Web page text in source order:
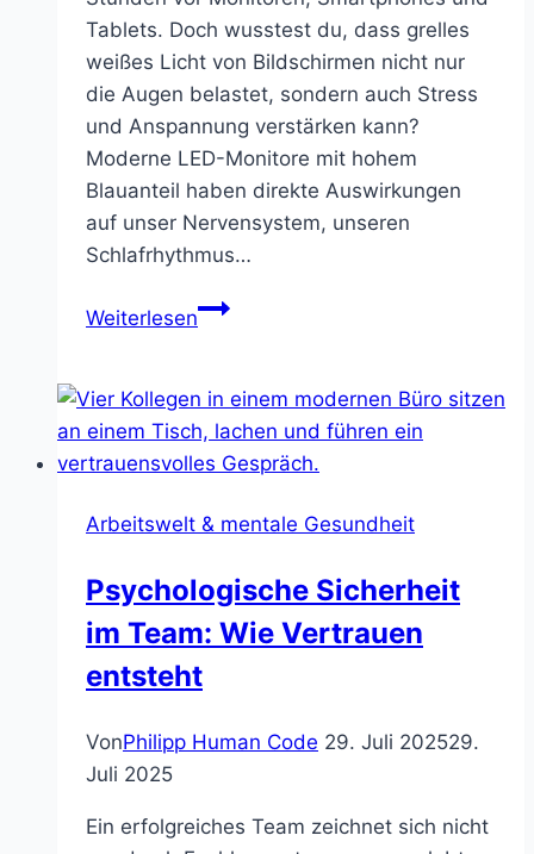
Tablets. Doch wusstest du, dass grelles
weißes Licht von Bildschirmen nicht nur
die Augen belastet, sondern auch Stress
und Anspannung verstärken kann?
Moderne LED-Monitore mit hohem
Blauanteil haben direkte Auswirkungen
auf unser Nervensystem, unseren
Schlafrhythmus…
WeiterlesenMonitorlicht
Wie
grelles
Licht
Arbeitswelt & mentale Gesundheit
Psychologische Sicherheit
im Team: Wie Vertrauen
entsteht
VonPhilipp Human Code 29. Juli 202529.
Juli 2025
Ein erfolgreiches Team zeichnet sich nicht